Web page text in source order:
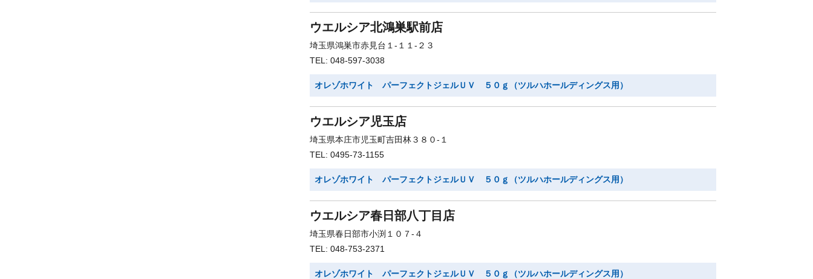
ウエルシア北鴻巣駅前店
埼玉県鴻巣市赤見台１-１１-２３
TEL: 048-597-3038
オレゾホワイト パーフェクトジェルＵＶ ５０ｇ（ツルハホールディングス用）
ウエルシア児玉店
埼玉県本庄市児玉町吉田林３８０-１
TEL: 0495-73-1155
オレゾホワイト パーフェクトジェルＵＶ ５０ｇ（ツルハホールディングス用）
ウエルシア春日部八丁目店
埼玉県春日部市小渕１０７-４
TEL: 048-753-2371
オレゾホワイト パーフェクトジェルＵＶ ５０ｇ（ツルハホールディングス用）